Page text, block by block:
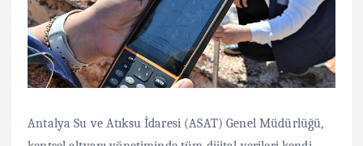
Antalya Su ve Atıksu İdaresi (ASAT) Genel Müdürlüğü,